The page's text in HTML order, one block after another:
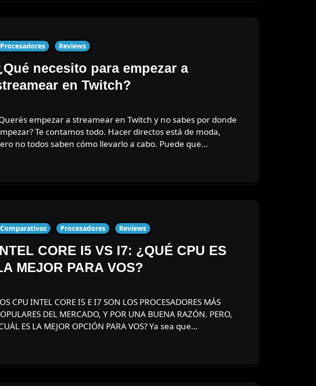
Procesadores Reviews
necesito para empezar a
en Twitch?
sabes por donde
Te contamos todo. Hacer directos está de moda,
no todos saben cómo llevarlo a cabo. Puede que…
Comparativas Procesadores Reviews
CORE I5 VS I7: ¿QUÉ CPU ES
MEJOR PARA VOS?
DEL MERCADO, Y POR UNA BUENA RAZÓN. PERO,
ES LA MEJOR OPCIÓN PARA VOS? Ya sea que…